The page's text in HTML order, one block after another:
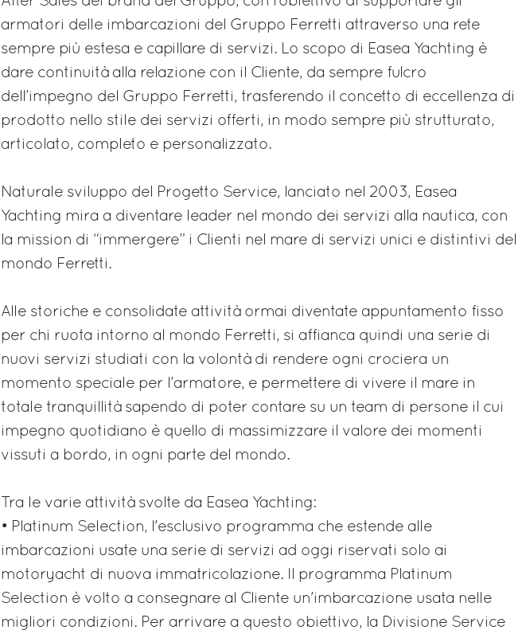
armatori delle imbarcazioni del Gruppo Ferretti attraverso una rete
sempre più estesa e capillare di servizi. Lo scopo di Easea Yachting è
dare continuità alla relazione con il Cliente, da sempre fulcro
dell’impegno del Gruppo Ferretti, trasferendo il concetto di eccellenza di
prodotto nello stile dei servizi offerti, in modo sempre più strutturato,
articolato, completo e personalizzato.
Naturale sviluppo del Progetto Service, lanciato nel 2003, Easea
Yachting mira a diventare leader nel mondo dei servizi alla nautica, con
la mission di “immergere” i Clienti nel mare di servizi unici e distintivi del
mondo Ferretti.
Alle storiche e consolidate attività ormai diventate appuntamento fisso
per chi ruota intorno al mondo Ferretti, si affianca quindi una serie di
nuovi servizi studiati con la volontà di rendere ogni crociera un
momento speciale per l’armatore, e permettere di vivere il mare in
totale tranquillità sapendo di poter contare su un team di persone il cui
impegno quotidiano è quello di massimizzare il valore dei momenti
vissuti a bordo, in ogni parte del mondo.
Tra le varie attività svolte da Easea Yachting:
• Platinum Selection, l'esclusivo programma che estende alle
imbarcazioni usate una serie di servizi ad oggi riservati solo ai
motoryacht di nuova immatricolazione. Il programma Platinum
Selection è volto a consegnare al Cliente un'imbarcazione usata nelle
migliori condizioni. Per arrivare a questo obiettivo, la Divisione Service